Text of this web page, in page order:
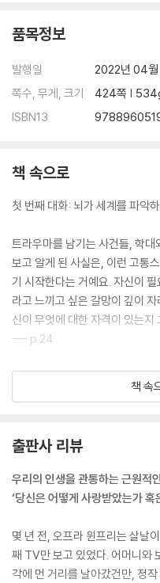
품목정보
발행일
2022년 04월
쪽수, 무게, 크기
424쪽 |
ISBN13
책 속으로
첫 번째 대화: 뇌가 세계를 파악
트라우마를 남기는 사건들, 학대
보고 알게 된 사실은, 이런 고통
기 시작한다는 거예요. 자신이
라고 느끼고 싶은 갈망이 깊이
신이 무엇에 대한 자격이 있는지
--- p.24
아이가 학대를 경험하면 아이의
특징들이나 배경에서 흐르던 음
는데 자기를 내려다보며 주문을
을 일으킬 수도 있는 거예요. 하
말해 선형적 서사 기억은 없기 때
경험하면, 그 영향을 받아 형성
습니다.
--- p.44
책 속
출판사 리뷰
우리의 인생을 관통하는 근원적
‘당신은 어떻게 사랑받았는가 혹
몇 년 전, 오프라 윈프리는 살날
째 TV만 보고 있었다. 어머니와
각에 먼 거리를 날아갔건만, 정